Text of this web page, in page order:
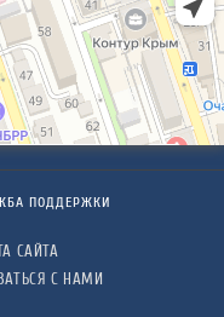
ПОДДЕРЖКИ
САЙТА
С НАМИ